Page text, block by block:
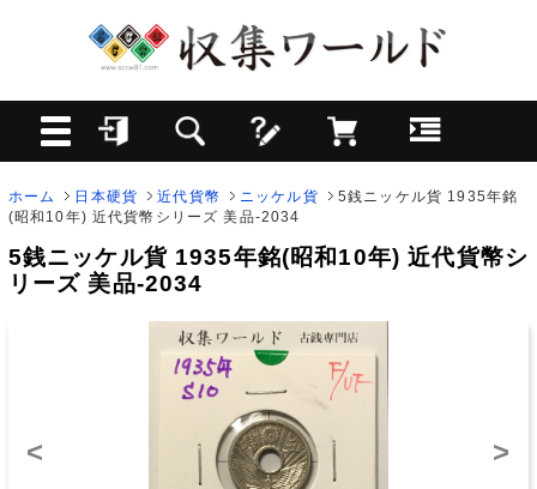
ホーム 日本硬貨 近代貨幣 ニッケル貨
5銭ニッケル貨 1935年銘
(昭和10年) 近代貨幣シリーズ 美品-2034
5銭ニッケル貨 1935年銘(昭和10年) 近代貨幣シ
リーズ 美品-2034
< >